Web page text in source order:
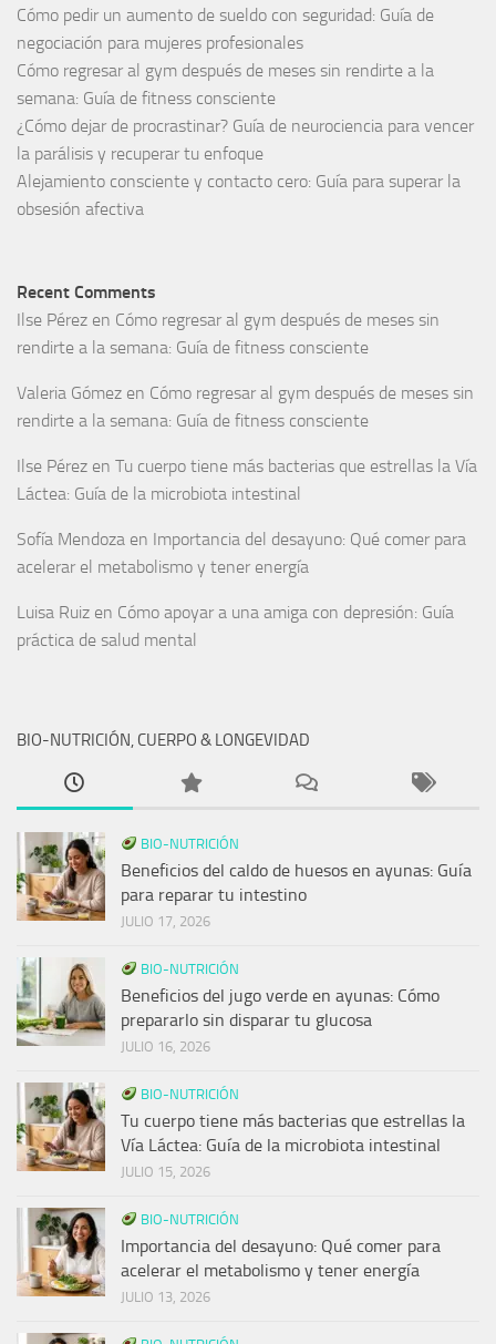
Cómo pedir un aumento de sueldo con seguridad: Guía de
negociación para mujeres profesionales
Cómo regresar al gym después de meses sin rendirte a la
semana: Guía de fitness consciente
¿Cómo dejar de procrastinar? Guía de neurociencia para vencer
la parálisis y recuperar tu enfoque
Alejamiento consciente y contacto cero: Guía para superar la
obsesión afectiva
Recent Comments
Ilse Pérez en Cómo regresar al gym después de meses sin
rendirte a la semana: Guía de fitness consciente
Valeria Gómez en Cómo regresar al gym después de meses sin
rendirte a la semana: Guía de fitness consciente
Ilse Pérez en Tu cuerpo tiene más bacterias que estrellas la Vía
Láctea: Guía de la microbiota intestinal
Sofía Mendoza en Importancia del desayuno: Qué comer para
acelerar el metabolismo y tener energía
Luisa Ruiz en Cómo apoyar a una amiga con depresión: Guía
práctica de salud mental
BIO-NUTRICIÓN, CUERPO & LONGEVIDAD
BIO-NUTRICIÓN
Beneficios del caldo de huesos en ayunas: Guía
para reparar tu intestino
JULIO 17, 2026
BIO-NUTRICIÓN
Beneficios del jugo verde en ayunas: Cómo
prepararlo sin disparar tu glucosa
JULIO 16, 2026
BIO-NUTRICIÓN
Tu cuerpo tiene más bacterias que estrellas la
Vía Láctea: Guía de la microbiota intestinal
JULIO 15, 2026
BIO-NUTRICIÓN
Importancia del desayuno: Qué comer para
acelerar el metabolismo y tener energía
JULIO 13, 2026